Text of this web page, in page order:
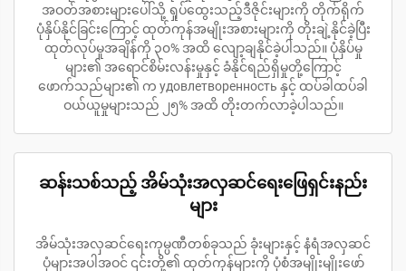
အဝတ်အစားများပေါ်သို့ ရှုပ်ထွေးသည့်ဒီဇိုင်းများကို တိုက်ရိုက်
ပုံနှိပ်နိုင်ခြင်းကြောင့် ထုတ်ကုန်အမျိုးအစားများကို တိုးချဲ့နိုင်ခဲ့ပြီး
ထုတ်လုပ်မှုအချိန်ကို ၃၀% အထိ လျော့ချနိုင်ခဲ့ပါသည်။ ပုံနှိပ်မှု
များ၏ အရောင်စိမ်းလန်းမှုနှင့် ခံနိုင်ရည်ရှိမှုတို့ကြောင့်
ဖောက်သည်များ၏ က удовлетворенность နှင့် ထပ်ခါထပ်ခါ
ဝယ်ယူမှုများသည် ၂၅% အထိ တိုးတက်လာခဲ့ပါသည်။
ဆန်းသစ်သည့် အိမ်သုံးအလှဆင်ရေးဖြေရှင်းနည်း
များ
အိမ်သုံးအလှဆင်ရေးကုမ္ပဏီတစ်ခုသည် ခုံးများနှင့် နံရံအလှဆင်
ပုံများအပါအဝင် ၎င်းတို့၏ ထုတ်ကုန်များကို ပုံစံအမျိုးမျိုးဖော်